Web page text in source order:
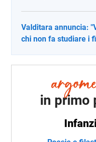
Valditara annuncia:
chi non fa studiare i
in primo